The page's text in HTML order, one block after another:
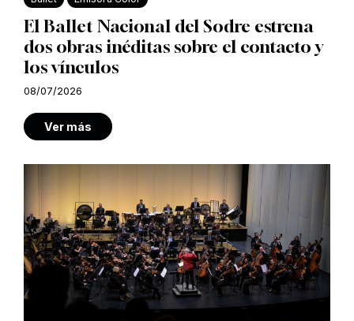
El Ballet Nacional del Sodre estrena
dos obras inéditas sobre el contacto y
los vínculos
08/07/2026
Ver más